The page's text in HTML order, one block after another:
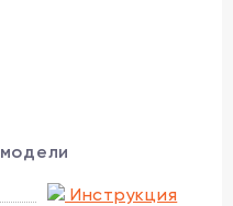
Инструкция